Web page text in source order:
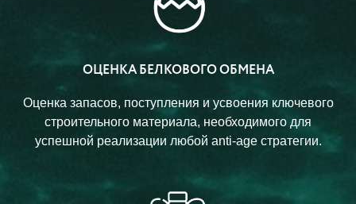
ОЦЕНКА БЕЛКОВОГО ОБМЕНА
Оценка запасов, поступления и усвоения ключевого
строительного материала, необходимого для
успешной реализации любой anti-age стратегии.